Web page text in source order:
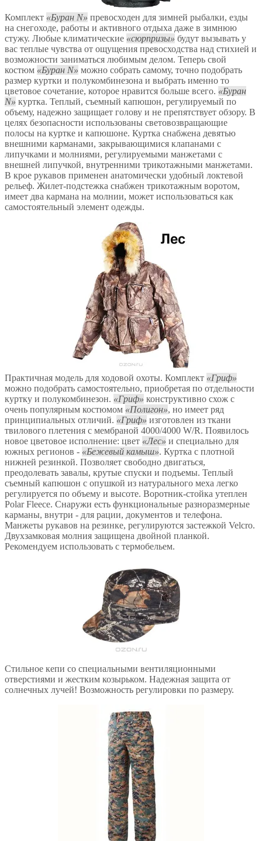
Комплект Буран N
превосходен для зимней рыбалки, езды
на снегоходе, работы и активного отдыха даже в зимнюю
стужу. Любые климатические
сюрпризы
будут вызывать у
вас теплые чувства от ощущения превосходства над стихией и
возможности заниматься любимым делом. Теперь свой
костюм
Буран N
можно собрать самому, точно подобрать
размер куртки и полукомбинезона и выбрать именно то
цветовое сочетание, которое нравится больше всего.
Буран
N
куртка. Теплый, съемный капюшон, регулируемый по
объему, надежно защищает голову и не препятствует обзору. В
целях безопасности использованы световозвращающие
полосы на куртке и капюшоне. Куртка снабжена девятью
внешними карманами, закрывающимися клапанами с
липучками и молниями, регулируемыми манжетами с
внешней липучкой, внутренними трикотажными манжетами.
В крое рукавов применен анатомически удобный локтевой
рельеф. Жилет-подстежка снабжен трикотажным воротом,
имеет два кармана на молнии, может использоваться как
самостоятельный элемент одежды.
Практичная модель для ходовой охоты. Комплект
Гриф
можно подобрать самостоятельно, приобретая по отдельности
куртку и полукомбинезон.
Гриф
конструктивно схож с
очень популярным костюмом
Полигон , но имеет ряд
принципиальных отличий.
Гриф
изготовлен из ткани
твилового плетения с мембраной 4000/4000 W/R. Появилось
новое цветовое исполнение: цвет
Лес
и специально для
южных регионов -
Бежевый камыш . Куртка с плотной
нижней резинкой. Позволяет свободно двигаться,
преодолевать завалы, крутые спуски и подъемы. Теплый
съемный капюшон с опушкой из натурального меха легко
регулируется по объему и высоте. Воротник-стойка утеплен
Polar Fleece. Снаружи есть функциональные разноразмерные
карманы, внутри - для рации, документов и телефона.
Манжеты рукавов на резинке, регулируются застежкой Velсro.
Двухзамковая молния защищена двойной планкой.
Рекомендуем использовать с термобельем.
Стильное кепи со специальными вентиляционными
отверстиями и жестким козырьком. Надежная защита от
солнечных лучей! Возможность регулировки по размеру.